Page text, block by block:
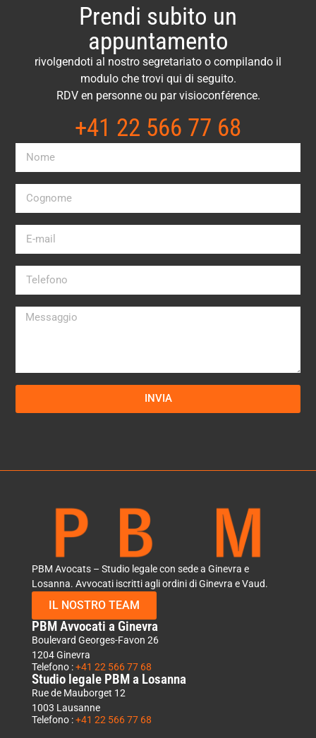
Prendi subito un
appuntamento
rivolgendoti al nostro segretariato o compilando il
modulo che trovi qui di seguito.
RDV en personne ou par visioconférence.
+41 22 566 77 68​
INVIA
PBM Avocats – Studio legale con sede a Ginevra e
Losanna. Avvocati iscritti agli ordini di Ginevra e Vaud.
IL NOSTRO TEAM
PBM Avvocati a Ginevra
Boulevard Georges-Favon 26
1204 Ginevra
Telefono :+41 22 566 77 68
Studio legale PBM a Losanna
Rue de Mauborget 12
1003 Lausanne
Telefono :+41 22 566 77 68